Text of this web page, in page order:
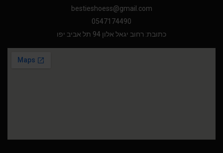
bestieshoess@gmail.com
0547174490
כתובת: רחוב יגאל אלון 94 תל אביב יפו